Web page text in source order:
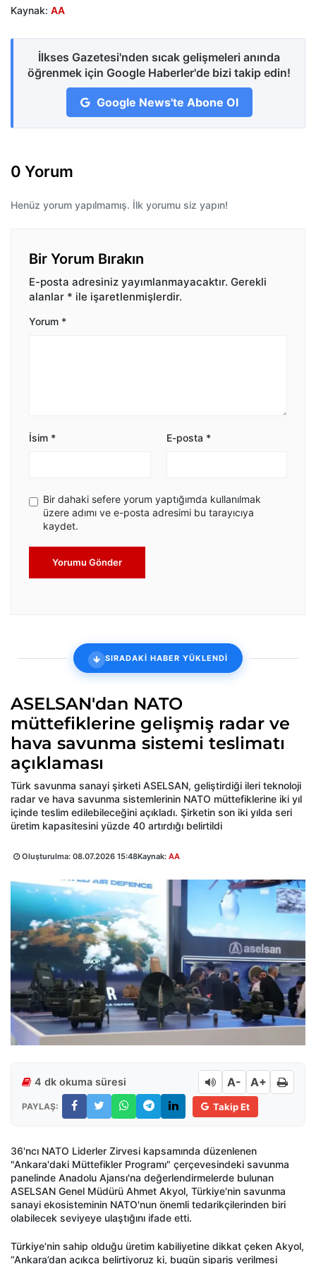
Kaynak: AA
İlkses Gazetesi'nden sıcak gelişmeleri anında
öğrenmek için Google Haberler'de bizi takip edin!
Google News'te Abone Ol
0 Yorum
Henüz yorum yapılmamış. İlk yorumu siz yapın!
Bir Yorum Bırakın
E-posta adresiniz yayımlanmayacaktır. Gerekli
alanlar * ile işaretlenmişlerdir.
Yorum *
İsim * E-posta *
Bir dahaki sefere yorum yaptığımda kullanılmak
üzere adımı ve e-posta adresimi bu tarayıcıya
kaydet.
Yorumu Gönder
SIRADAKİ HABER YÜKLENDİ
ASELSAN'dan NATO
müttefiklerine gelişmiş radar ve
hava savunma sistemi teslimatı
açıklaması
Türk savunma sanayi şirketi ASELSAN, geliştirdiği ileri teknoloji
radar ve hava savunma sistemlerinin NATO müttefiklerine iki yıl
içinde teslim edilebileceğini açıkladı. Şirketin son iki yılda seri
üretim kapasitesini yüzde 40 artırdığı belirtildi
Oluşturulma: 08.07.2026 15:48Kaynak: AA
4 dk okuma süresi A- A+
PAYLAŞ: Takip Et
36'ncı NATO Liderler Zirvesi kapsamında düzenlenen
"Ankara'daki Müttefikler Programı" çerçevesindeki savunma
panelinde Anadolu Ajansı'na değerlendirmelerde bulunan
ASELSAN Genel Müdürü Ahmet Akyol, Türkiye'nin savunma
sanayi ekosisteminin NATO'nun önemli tedarikçilerinden biri
olabilecek seviyeye ulaştığını ifade etti.
Türkiye'nin sahip olduğu üretim kabiliyetine dikkat çeken Akyol,
“Ankara’dan açıkça belirtiyoruz ki, bugün sipariş verilmesi